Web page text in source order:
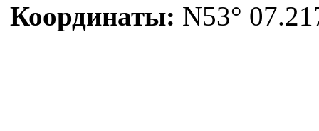
Координаты: N53°